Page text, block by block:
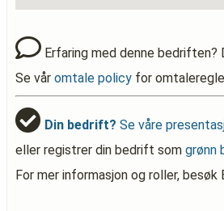
Erfaring med denne bedriften?
Se vår omtale policy for
Din bedrift? Se våre
eller registrer din bedrift som grønn
For mer informasjon og roller,